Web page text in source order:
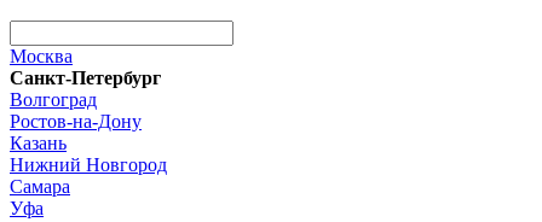
Москва
Санкт-Петербург
Волгоград
Ростов-на-Дону
Казань
Нижний Новгород
Самара
Уфа